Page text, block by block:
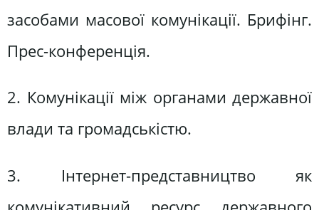
засобами масової комунікації. Брифінг.
Прес-конференція.
2. Комунікації між органами державної
влади та громадськістю.
3. Інтернет-представництво як